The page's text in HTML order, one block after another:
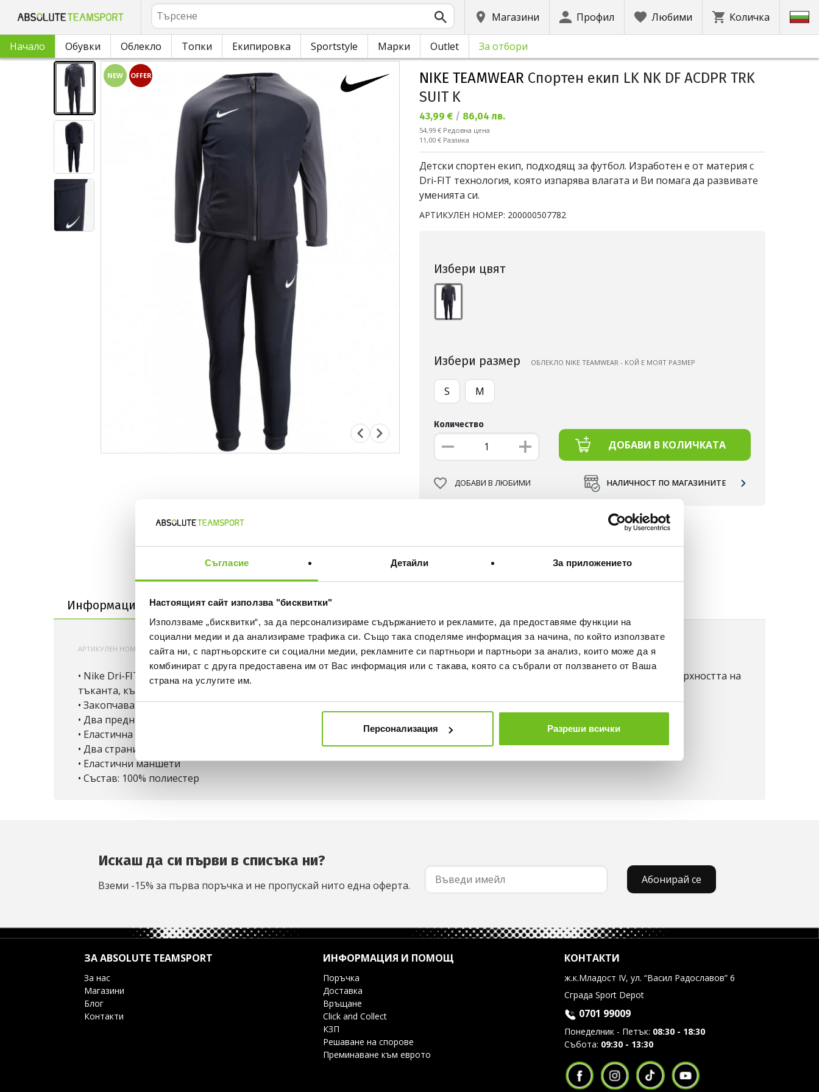
Съгласие Детайли За приложението
Настоящият сайт използва "бисквитки"
Използваме „бисквитки“, за да персонализираме съдържанието и рекламите, да предоставяме функции на
социални медии и да анализираме трафика си. Също така споделяме информация за начина, по който използвате
сайта ни, с партньорските си социални медии, рекламните си партньори и партньори за анализ, които може да я
комбинират с друга предоставена им от Вас информация или с такава, която са събрали от ползването от Ваша
страна на услугите им.
Персонализация Разреши всички
Търсене
Магазини Профил Любими Количка
Начало Обувки Облекло Топки Екипировка Sportstyle Марки Outlet За отбори
NEW OFFER NIKE TEAMWEAR Спортен екип LK NK DF ACDPR TRK
SUIT K
Текуща цена:
43,99 € / 86,04 лв.
Редовна цена:
54,99 € Редовна цена
Спестявате:
11,00 € Разлика
Детски спортен екип, подходящ за футбол. Изработен е от материя с
Dri-FIT технология, която изпарява влагата и Ви помага да развивате
уменията си.
АРТИКУЛЕН НОМЕР: 200000507782
Избери цвят
Избери размер ОБЛЕКЛО NIKE TEAMWEAR - КОЙ Е МОЯТ РАЗМЕР
S M
Количество
ДОБАВИ В КОЛИЧКАТА
ДОБАВИ В ЛЮБИМИ НАЛИЧНОСТ ПО МАГАЗИНИТЕ
30 ДНИ БЕЗПЛАТНО ВРЪЩАНЕ
Информация за продукта
Информация за продукта
Доставка Наличност в магазините
АРТИКУЛЕН НОМЕР: 200000507782 NIKE-DJ3363
• Nike Dri-FIT е високотехнологична микрофибърна полиестерна тъкан, която отвежда потта от тялото и я извежда на повърхността на
тъканта, където се изпарява. В резултат на това материя с Dri-FIT, помага за сухо и комфортно спортуване. Горна част:
• Закопчаване с цип
• Два предни джоба с цип Долна част:
• Еластична талия
• Два странични джоба
• Еластични маншети
• Състав: 100% полиестер
Искаш да си първи в списъка ни?
Вземи -15% за първа поръчка и не пропускай нито една оферта. Абонирай се
ЗА ABSOLUTE TEAMSPORT
За нас
Магазини
Блог
Контакти
ИНФОРМАЦИЯ И ПОМОЩ
Поръчка
Доставка
Връщане
Click and Collect
КЗП
Решаване на спорове
Преминаване към еврото
КОНТАКТИ
ж.к.Младост IV, ул. “Васил Радославов” 6
Сграда Sport Depot
0701 99009
Понеделник - Петък: 08:30 - 18:30
Събота: 09:30 - 13:30